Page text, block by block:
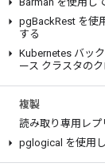
pgBackRest を使
する
Kubernetes バッ
ース クラスタの
複製
読み取り専用レプ
pglogical を使用